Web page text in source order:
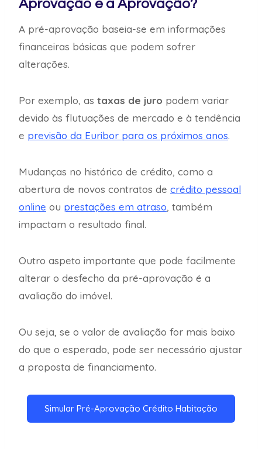
Aprovação e a Aprovação?
A pré-aprovação baseia-se em informações
financeiras básicas que podem sofrer
alterações.
Por exemplo, as taxas de juro podem variar
devido às flutuações de mercado e à tendência
e previsão da Euribor para os próximos anos.
Mudanças no histórico de crédito, como a
abertura de novos contratos de crédito pessoal
online ou prestações em atraso, também
impactam o resultado final.
Outro aspeto importante que pode facilmente
alterar o desfecho da pré-aprovação é a
avaliação do imóvel.
Ou seja, se o valor de avaliação for mais baixo
do que o esperado, pode ser necessário ajustar
a proposta de financiamento.
Simular Pré-Aprovação Crédito Habitação